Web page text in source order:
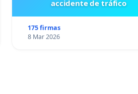
accidente de tráfico
175 firmas
8 Mar 2026